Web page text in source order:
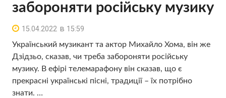
забороняти російську музику
15.04.2022 в 15:59
Український музикант та актор Михайло Хома, він же
Дзідзьо, сказав, чи треба забороняти російську
музику. В ефірі телемарафону він сказав, що є
прекрасні українські пісні, традиції – їх потрібно
знати. …